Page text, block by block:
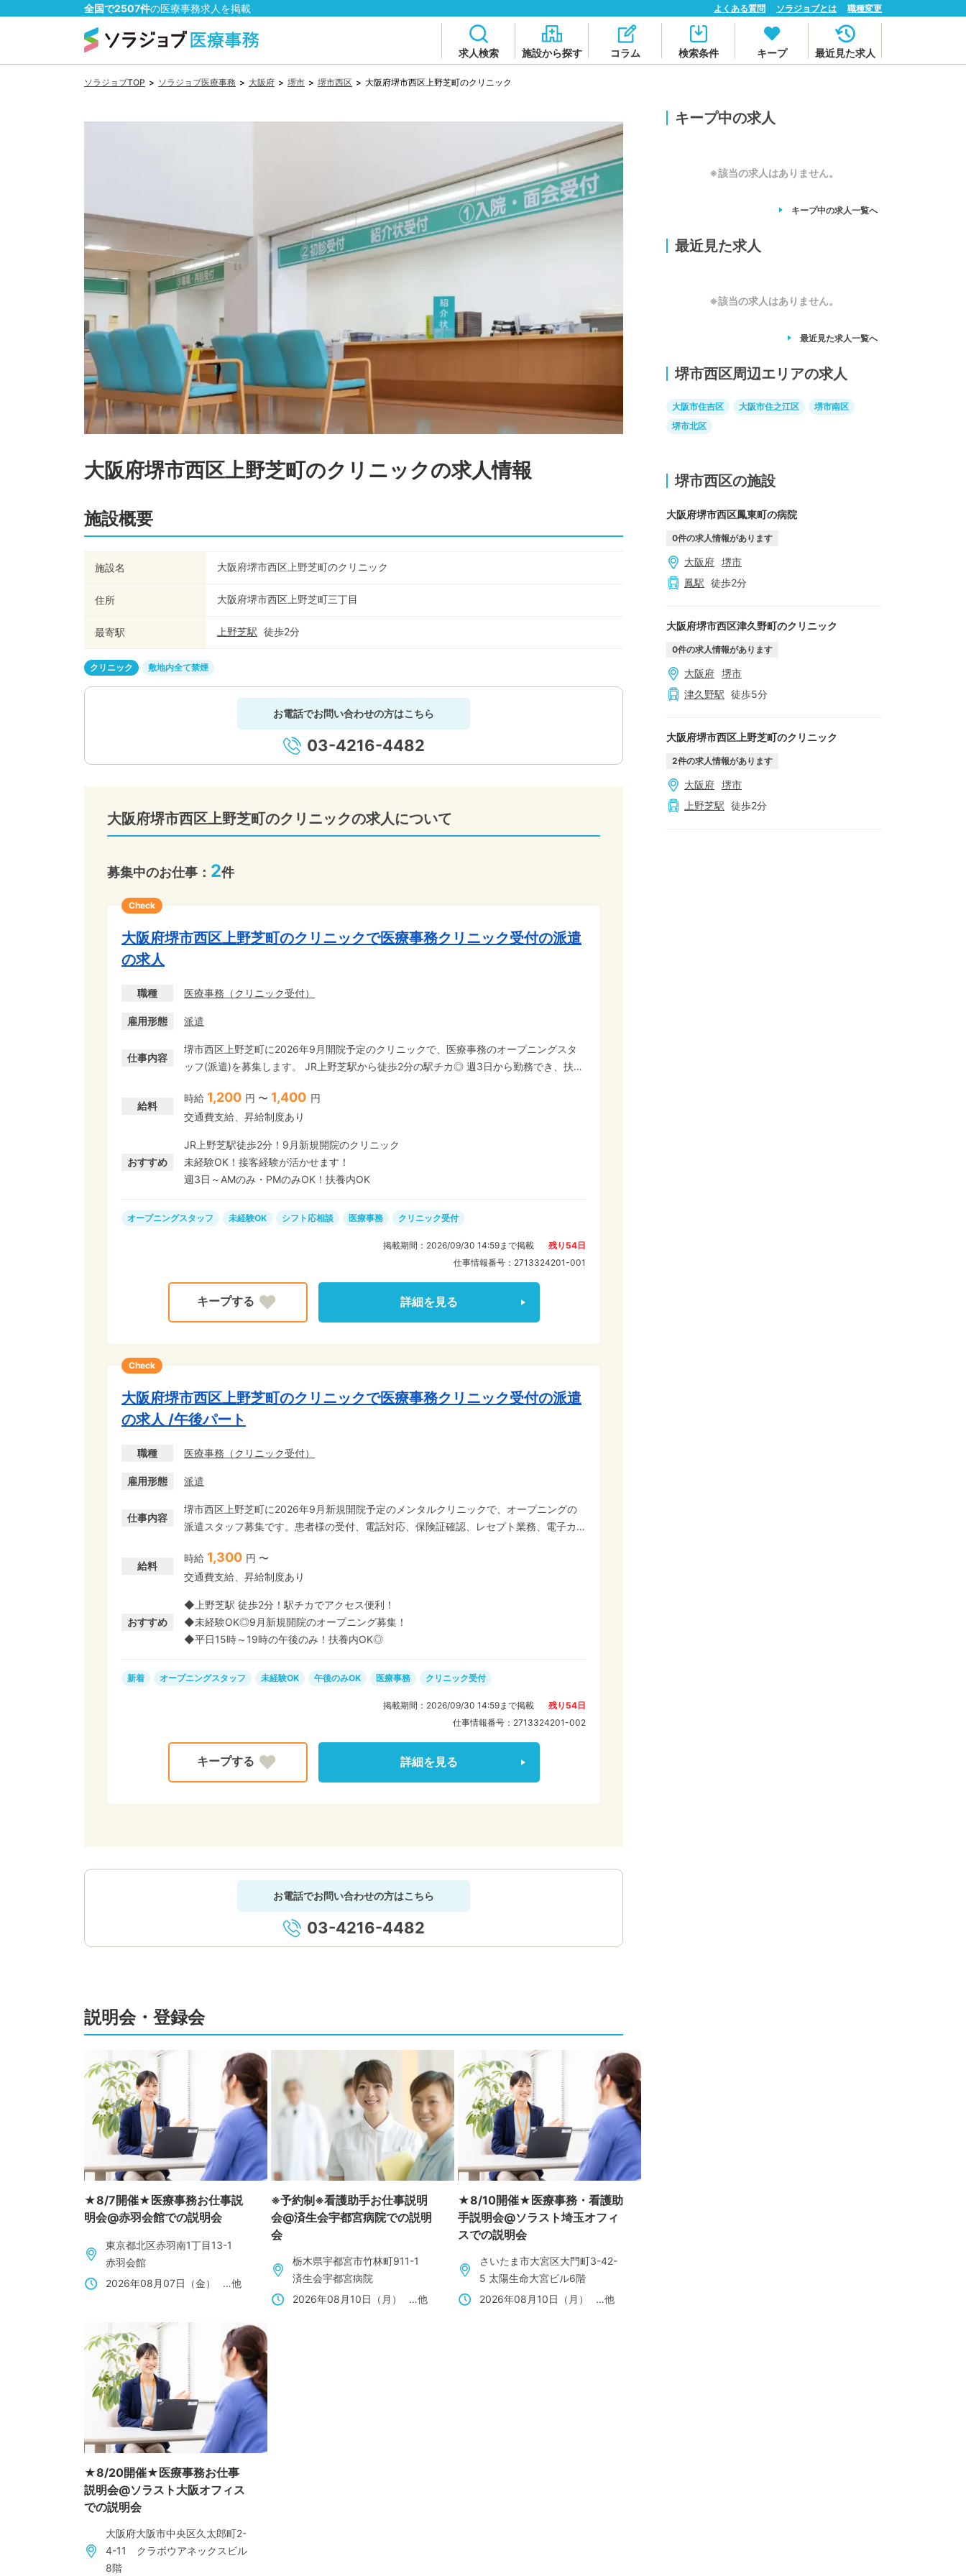
全国で2507件の医療事務求人を掲載 よくある質問 ソラジョブとは 職種変更
求人検索 施設から探す コラム 検索条件 キープ 最近見た求人
ソラジョブTOP > ソラジョブ医療事務 > 大阪府 > 堺市 > 堺市西区 > 大阪府堺市西区上野芝町のクリニック
大阪府堺市西区上野芝町のクリニックの求人情報
施設概要
施設名 大阪府堺市西区上野芝町のクリニック
住所 大阪府堺市西区上野芝町三丁目
最寄駅 上野芝駅 徒歩2分
クリニック 敷地内全て禁煙
お電話でお問い合わせの方はこちら
03-4216-4482
大阪府堺市西区上野芝町のクリニックの求人について
募集中のお仕事： 2件
Check
大阪府堺市西区上野芝町のクリニックで医療事務クリニック受付の派遣
の求人
職種 医療事務 （クリニック受付）
雇用形態 派遣
仕事内容
堺市西区上野芝町に2026年9月開院予定のクリニックで、医療事務のオープニングスタ
ッフ(派遣)を募集します。 JR上野芝駅から徒歩2分の駅チカ◎ 週3日から勤務でき、扶養
認、レセプト業務、電子カルテ入力などをお任せします。 特別な資格や専門知識がなく
ても大丈夫! 医療機関でのお仕事が初めての方も安心してください。飲食店やコンビニな
のが好きな方に最適な環境です。 同期入社の仲間も多く、安心してスタートできます。
給料
時給 1,200 円 〜 1,400 円
交通費支給、昇給制度あり
おすすめ
JR上野芝駅徒歩2分！9月新規開院のクリニック
未経験OK！接客経験が活かせます！
週3日～AMのみ・PMのみOK！扶養内OK
オープニングスタッフ 未経験OK シフト応相談 医療事務 クリニック受付
掲載期間： 2026/09/30 14:59まで掲載 残り 54日
仕事情報番号： 2713324201-001
詳細を見る
Check
大阪府堺市西区上野芝町のクリニックで医療事務クリニック受付の派遣
の求人 /午後パート
職種 医療事務 （クリニック受付）
雇用形態 派遣
仕事内容
堺市西区上野芝町に2026年9月新規開院予定のメンタルクリニックで、オープニングの
派遣スタッフ募集です。患者様の受付、電話対応、保険証確認、レセプト業務、電子カ
ての方や、ブランクがある方も大歓迎です! コンビニや飲食店、販売などの接客経験や事
務経験が活かせる、扶養内OKの派遣パート求人です。 総勢5名程度の医療事務スタッフ
給料
時給 1,300 円 〜
交通費支給、昇給制度あり
おすすめ
◆上野芝駅 徒歩2分！駅チカでアクセス便利！
◆未経験OK◎9月新規開院のオープニング募集！
◆平日15時～19時の午後のみ！扶養内OK◎
新着 オープニングスタッフ 未経験OK 午後のみOK 医療事務 クリニック受付
掲載期間： 2026/09/30 14:59まで掲載 残り 54日
仕事情報番号： 2713324201-002
詳細を見る
お電話でお問い合わせの方はこちら
03-4216-4482
説明会・登録会
★8/7開催★医療事務お仕事説
明会@赤羽会館での説明会
東京都北区赤羽南1丁目13-1
赤羽会館
2026年08月07日（金）
…他
※予約制※看護助手お仕事説明
会@済生会宇都宮病院での説明
会
栃木県宇都宮市竹林町911-1
済生会宇都宮病院
2026年08月10日（月）
…他
★8/10開催★医療事務・看護助
手説明会@ソラスト埼玉オフィ
スでの説明会
さいたま市大宮区大門町3-42-
5 太陽生命大宮ビル6階
2026年08月10日（月）
…他
★8/20開催★医療事務お仕事
説明会@ソラスト大阪オフィス
での説明会
大阪府大阪市中央区久太郎町2-
4-11 クラボウアネックスビル
8階
キープ中の求人
※該当の求人はありません。
キープ中の求人一覧へ
最近見た求人
※該当の求人はありません。
最近見た求人一覧へ
堺市西区周辺エリアの求人
大阪市住吉区 大阪市住之江区
堺市南区
堺市北区
堺市西区の施設
大阪府堺市西区鳳東町の病院
0件の求人情報があります
大阪府 堺市
鳳駅 徒歩2分
大阪府堺市西区津久野町のクリニック
0件の求人情報があります
大阪府 堺市
津久野駅 徒歩5分
大阪府堺市西区上野芝町のクリニック
2件の求人情報があります
大阪府 堺市
上野芝駅 徒歩2分